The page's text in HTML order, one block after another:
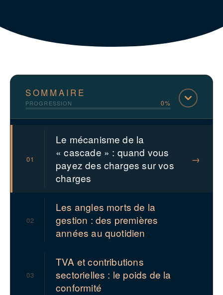
SOMMAIRE
PROGRESSION 0%
01
Le mécanisme de la
« cascade » : quand vous
payez des charges sur vos
charges
→
02
Les angles morts de la
gestion : des premières
années au quotidien
03
TVA et contributions
sectorielles : le poids de la
conformité